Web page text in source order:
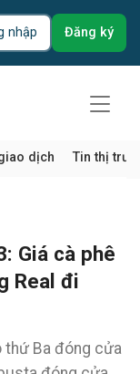
nhập Đăng ký
dịch Tin thị
Giá cà phê
Real đi
thứ Ba đóng cửa